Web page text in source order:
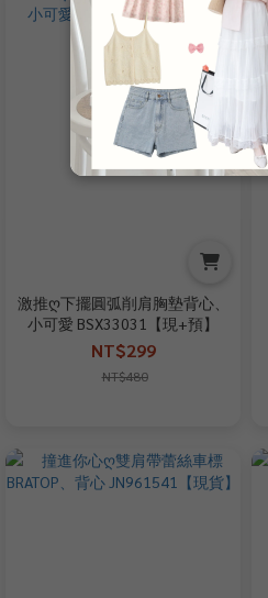
激推ღ下擺圓弧削肩胸墊背心、
小可愛 BSX33031【現+預】
NT$299
NT$480